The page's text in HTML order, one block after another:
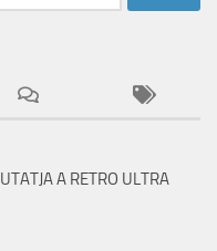
A RETRO ULTRA